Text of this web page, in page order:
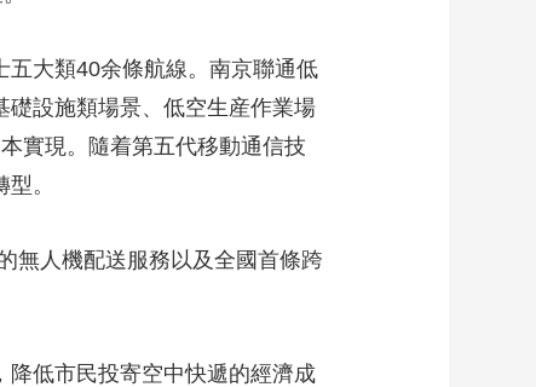
大類40余條航線。南京聯通低
設施類場景、低空生産作業場
實現。隨着第五代移動通信技
。
無人機配送服務以及全國首條跨
低市民投寄空中快遞的經濟成